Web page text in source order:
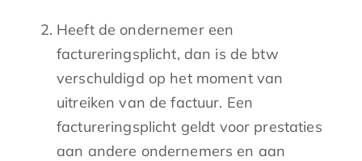
Heeft de ondernemer een
factureringsplicht, dan is de btw
verschuldigd op het moment van
uitreiken van de factuur. Een
factureringsplicht geldt voor prestaties
aan andere ondernemers en aan